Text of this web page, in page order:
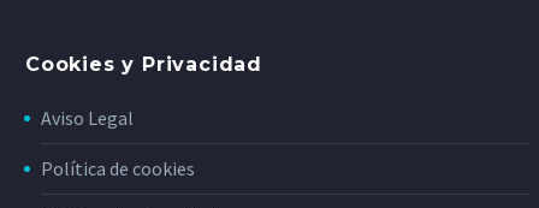
Cookies y Privacidad
Aviso Legal
Política de cookies